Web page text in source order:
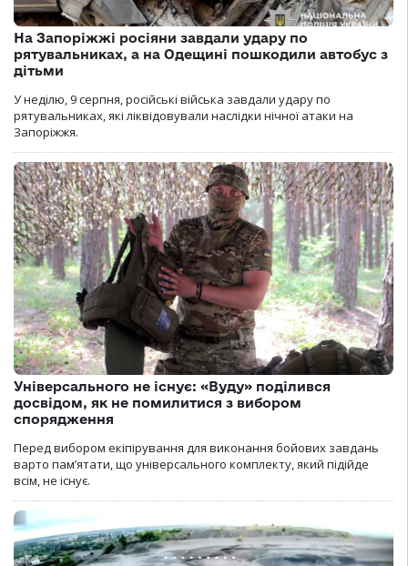
На Запоріжжі росіяни завдали удару по
рятувальниках, а на Одещині пошкодили автобус з
дітьми
У неділю, 9 серпня, російські війська завдали удару по
рятувальниках, які ліквідовували наслідки нічної атаки на
Запоріжжя.
Універсального не існує: «Вуду» поділився
досвідом, як не помилитися з вибором
спорядження
Перед вибором екіпірування для виконання бойових завдань
варто пам’ятати, що універсального комплекту, який підійде
всім, не існує.